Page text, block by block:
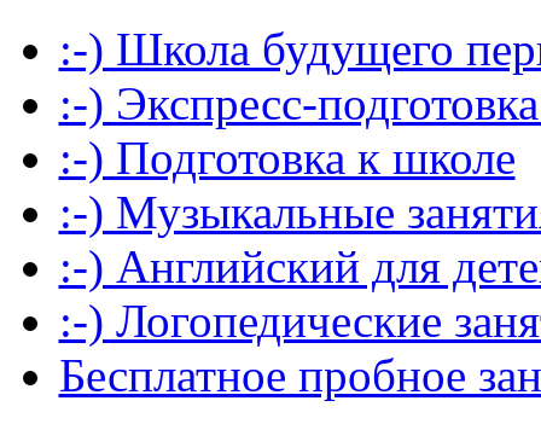
:-) Школа будущего
:-) Экспресс-
:-) Подготовка к школе
:-) Музыкальные
:-) Английский для
:-) Логопедические
Бесплатное пробное